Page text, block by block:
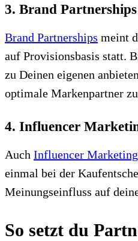
3. Brand Partnerships
Brand Partnerships meint
auf Provisionsbasis statt.
zu Deinen eigenen
optimale Markenpartner
4. Influencer
Auch Influencer Marketing
einmal bei der
Meinungseinfluss auf
So setzt du